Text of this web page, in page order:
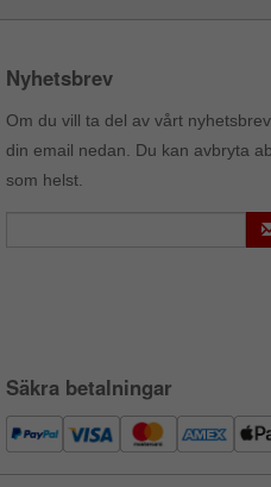
Nyhetsbrev
Om du vill ta del av vårt
din email nedan. Du kan avbryta
som helst.
Säkra betalningar